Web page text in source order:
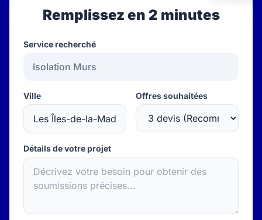
Remplissez en 2 minutes
Service recherché
Ville Offres souhaitées
Détails de votre projet